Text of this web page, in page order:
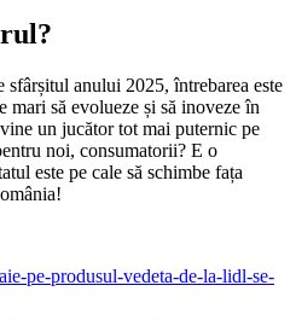
sfârșitul anului 2025, întrebarea este
să evolueze și să inoveze în
un jucător tot mai puternic pe
noi, consumatorii? E o
este pe cale să schimbe fața
pe-produsul-vedeta-de-la-lidl-se-